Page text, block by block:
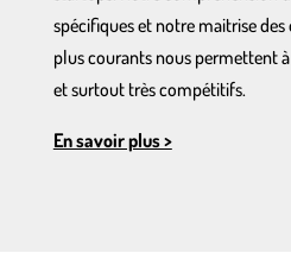
spécifiques et notre maitrise
plus courants nous permettent
et surtout très compétitifs.
En savoir plus >